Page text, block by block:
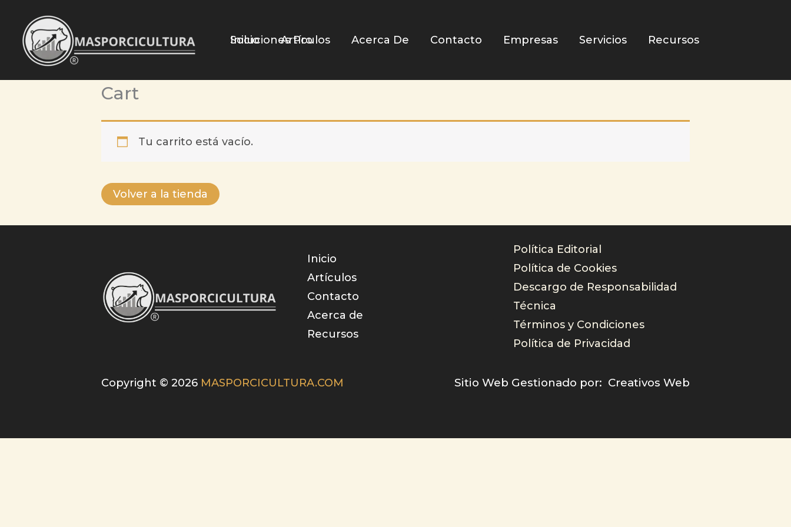
contenido
Inicio Artículos Acerca De Contacto Empresas Servicios Recursos
Soluciones Pro
Cart
Tu carrito está vacío.
Volver a la tienda
Inicio
Artículos
Contacto
Acerca de
Recursos
Política Editorial
Política de Cookies
Descargo de Responsabilidad
Técnica
Términos y Condiciones
Política de Privacidad
Copyright © 2026 MASPORCICULTURA.COM Sitio Web Gestionado por: Creativos Web